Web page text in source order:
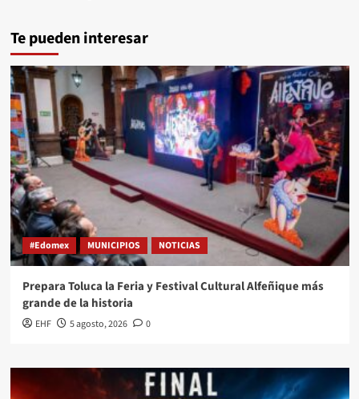
Te pueden interesar
#Edomex MUNICIPIOS NOTICIAS
Prepara Toluca la Feria y Festival Cultural Alfeñique más
grande de la historia
EHF 5 agosto, 2026 0